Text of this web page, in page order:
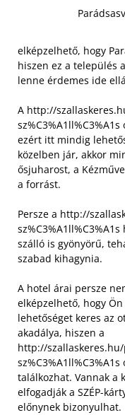
elképzelhető, hogy
hiszen ez a település
lenne érdemes ide
A http://
ezért itt mindig
közelben jár, akkor
ősjuharost, a
a forrást.
Persze a http://
szálló is gyönyörű,
szabad kihagynia.
A hotel árai persze
elképzelhető, hogy
lehetőséget keres az
akadálya, hiszen a
http://szallaskeres.hu/
találkozhat. Vannak a
elfogadják a SZÉP-
előnynek bizonyulhat.